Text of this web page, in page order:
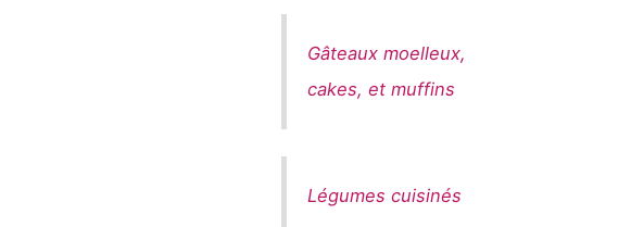
Gâteaux moelleux,
cakes, et muffins
Légumes cuisinés